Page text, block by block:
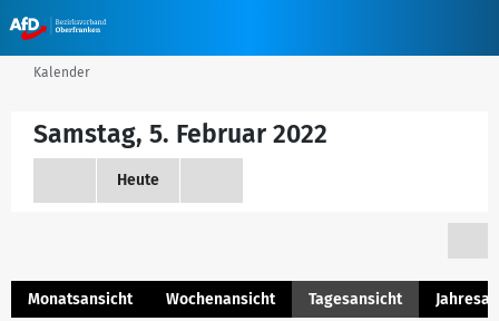
Kalender
Samstag, 5. Februar 2022
Heute
Monatsansicht Wochenansicht Tagesansicht